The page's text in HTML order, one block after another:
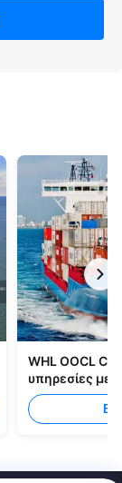
WHL OOCL
υπηρεσίες
από την Κίνα